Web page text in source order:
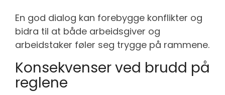
En god dialog kan forebygge konflikter og
bidra til at både arbeidsgiver og
arbeidstaker føler seg trygge på rammene.
Konsekvenser ved brudd på
reglene